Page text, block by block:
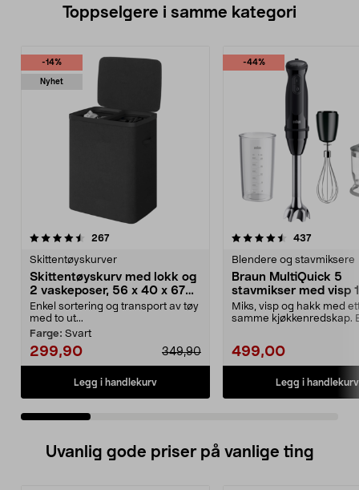
Toppselgere i samme kategori
-14%
Nyhet
267anmeldelser
Skittentøyskurver
Skittentøyskurv med lokk og
2 vaskeposer, 56 x 40 x 67
cm
Enkel sortering og transport av tøy
med to ut...
Farge: Svart
299,90 349,90
Legg i handlekurv
-44%
4.5 av 5 stjerner 437
Blendere og stavmiksere
Braun MultiQuick 5
stavmikser med visp
MQ50202M
Miks, visp og hakk med
samme kjøkkenredskap.
499,00
Legg i handlekurv
4.5 av 5 stjerner
Uvanlig gode priser på vanlige ting